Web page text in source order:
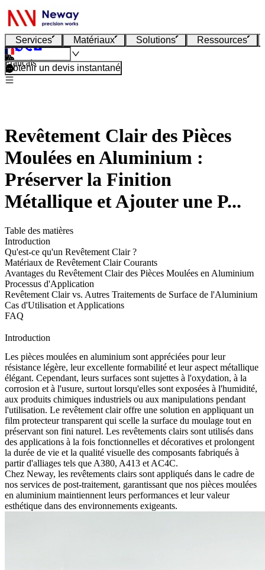
Services Matériaux Solutions Ressources
Français
Obtenir un devis instantané
Revêtement Clair des Pièces
Moulées en Aluminium :
Préserver la Finition
Métallique et Ajouter une P...
Table des matières
Introduction
Qu'est-ce qu'un Revêtement Clair ?
Matériaux de Revêtement Clair Courants
Avantages du Revêtement Clair des Pièces Moulées en Aluminium
Processus d'Application
Revêtement Clair vs. Autres Traitements de Surface de l'Aluminium
Cas d'Utilisation et Applications
FAQ
Introduction
Les pièces moulées en aluminium sont appréciées pour leur
résistance légère, leur excellente formabilité et leur aspect métallique
élégant. Cependant, leurs surfaces sont sujettes à l'oxydation, à la
corrosion et à l'usure, surtout lorsqu'elles sont exposées à l'humidité,
aux produits chimiques industriels ou aux manipulations pendant
l'utilisation. Le revêtement clair offre une solution en appliquant un
film protecteur transparent qui scelle la surface du moulage tout en
préservant son fini naturel. Les revêtements clairs sont utilisés dans
des applications à la fois fonctionnelles et décoratives et prolongent
la durée de vie et la qualité visuelle des composants fabriqués à
partir d'alliages tels que A380, A413 et AC4C.
Chez Neway, les revêtements clairs sont appliqués dans le cadre de
nos services de post-traitement, garantissant que nos pièces moulées
en aluminium maintiennent leurs performances et leur valeur
esthétique dans des environnements exigeants.